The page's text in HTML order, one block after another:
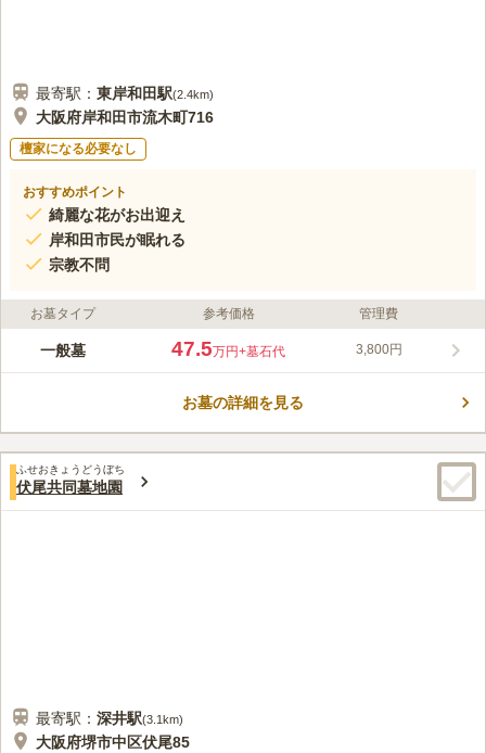
最寄駅： 東岸和田駅(2.4km)
大阪府岸和田市流木町716
檀家になる必要なし
おすすめポイント
綺麗な花がお出迎え
岸和田市民が眠れる
宗教不問
お墓タイプ 参考価格 管理費
一般墓 47.5万円+墓石代 3,800円
お墓の詳細を見る
ふせおきょうどうぼち
伏尾共同墓地園
最寄駅： 深井駅(3.1km)
大阪府堺市中区伏尾85